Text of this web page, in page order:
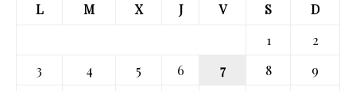
L
M X J V S
D
1
2
3
4 5 6 7 8
9